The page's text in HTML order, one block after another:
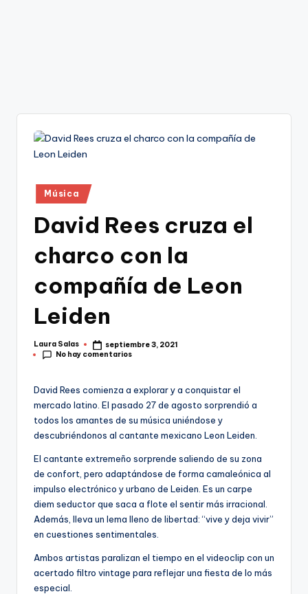
Publicado
en
Música
David Rees cruza el
charco con la
compañía de Leon
Leiden
Publicado
por
Laura Salas
septiembre 3, 2021
No hay comentarios
David Rees comienza a explorar y a conquistar el
mercado latino. El pasado 27 de agosto sorprendió a
todos los amantes de su música uniéndose y
descubriéndonos al cantante mexicano Leon Leiden.
El cantante extremeño sorprende saliendo de su zona
de confort, pero adaptándose de forma camaleónica al
impulso electrónico y urbano de Leiden. Es un carpe
diem seductor que saca a flote el sentir más irracional.
Además, lleva un lema lleno de libertad: “vive y deja vivir”
en cuestiones sentimentales.
Ambos artistas paralizan el tiempo en el videoclip con un
acertado filtro vintage para reflejar una fiesta de lo más
especial.